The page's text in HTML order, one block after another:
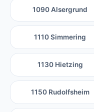
1090 Alsergrund
1110 Simmering
1130 Hietzing
1150 Rudolfsheim